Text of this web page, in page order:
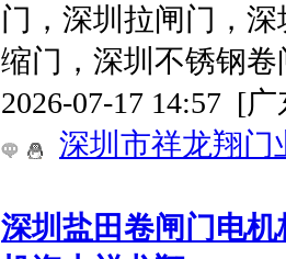
门，深圳拉闸门，
缩门，深圳不锈钢
2026-07-17 14:57 [广
深圳市祥龙翔门
深圳盐田卷闸门电